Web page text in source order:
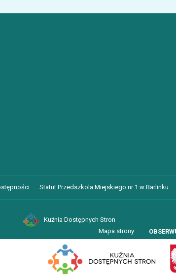
Statut Przedszkola Miejskiego nr 1 w Barlinku
Kuźnia Dostępnych Stron
Mapa strony